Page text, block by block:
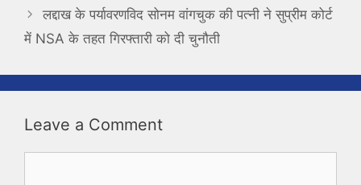
लद्दाख के पर्यावरणविद सोनम वांगचुक की पत्नी ने सुप्रीम कोर्ट
में NSA के तहत गिरफ्तारी को दी चुनौती
Leave a Comment